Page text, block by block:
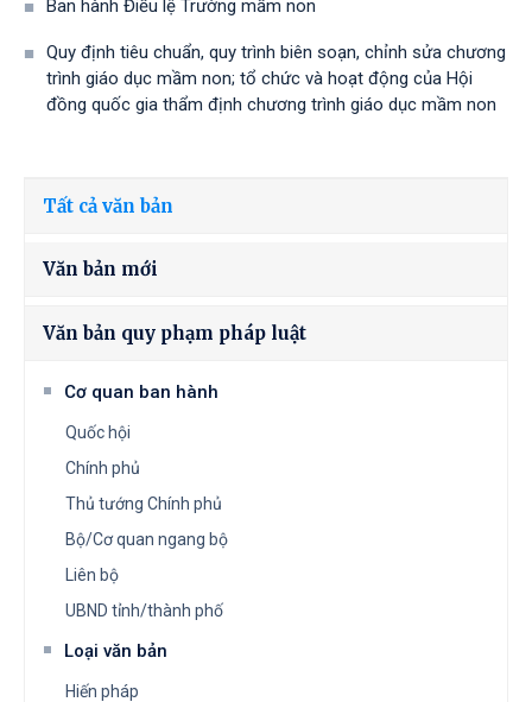
Ban hành Điều lệ Trường mầm non
Quy định tiêu chuẩn, quy trình biên soạn, chỉnh sửa chương
trình giáo dục mầm non; tổ chức và hoạt động của Hội
đồng quốc gia thẩm định chương trình giáo dục mầm non
Tất cả văn bản
Văn bản mới
Văn bản quy phạm pháp luật
Cơ quan ban hành
Quốc hội
Chính phủ
Thủ tướng Chính phủ
Bộ/Cơ quan ngang bộ
Liên bộ
UBND tỉnh/thành phố
Loại văn bản
Hiến pháp